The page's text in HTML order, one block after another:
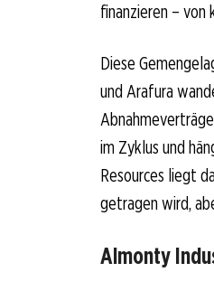
finanzieren – von
Diese
und Arafura
im Zyklus und
Resources liegt
getragen wird,
Almonty